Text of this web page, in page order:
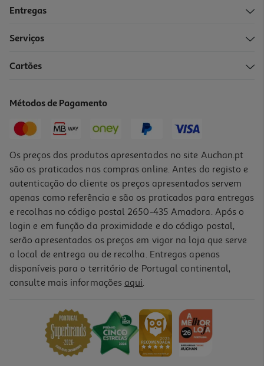
Amendoim Auchan Bio Com Casca Torrado 250g
Entregas
Serviços
Cartões
Métodos de Pagamento
Os preços dos produtos apresentados no site Auchan.pt
são os praticados nas compras online. Antes do registo e
autenticação do cliente os preços apresentados servem
apenas como referência e são os praticados para entregas
e recolhas no código postal 2650-435 Amadora. Após o
login e em função da proximidade e do código postal,
serão apresentados os preços em vigor na loja que serve
o local de entrega ou de recolha. Entregas apenas
disponíveis para o território de Portugal continental,
consulte mais informações aqui.